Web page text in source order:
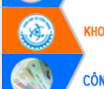
UBND tỉnh họp báo định kỳ tháng 4
năm 2026
Hội thảo khoa học “Giải pháp thúc đẩy
phát triển nền kinh tế xanh tại tỉnh
Đắk Lắk”
Tăng cường giám sát, đôn đốc thực
hiện nhiệm vụ quản lý tài sản công
hàng tuần